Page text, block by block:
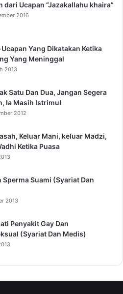
dari Ucapan “Jazakallahu khaira”
2016
Yang Dikatakan Ketika
Yang Meninggal
2013
Satu Dan Dua, Jangan Segera
Ia Masih Istrimu!
2012
Keluar Mani, keluar Madzi,
Ketika Puasa
Sperma Suami (Syariat Dan
2013
Penyakit Gay Dan
(Syariat Dan Medis)